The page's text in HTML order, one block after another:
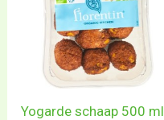
Yogarde schaap 500 ml